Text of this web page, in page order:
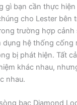
gì bạn cần thực
cho Lester bên
trường hợp cảnh
dụng hệ thống cống
bị phát hiện. Tất
khác nhau,
nhau.
bạc Diamond